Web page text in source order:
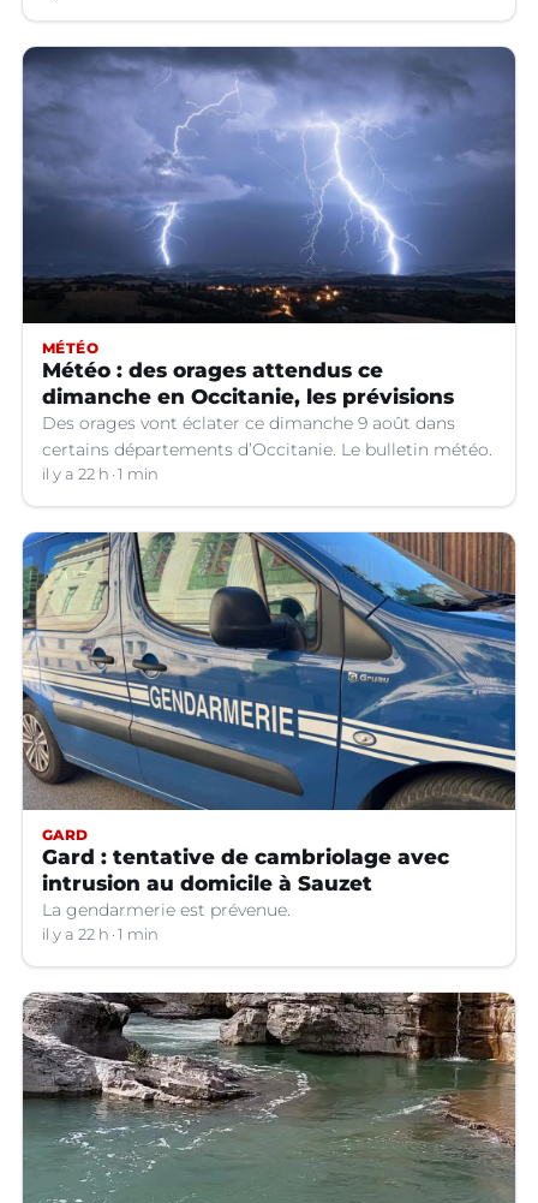
MÉTÉO
Météo : des orages attendus ce
dimanche en Occitanie, les prévisions
Des orages vont éclater ce dimanche 9 août dans
certains départements d’Occitanie. Le bulletin météo.
il y a 22 h 1 min
GARD
Gard : tentative de cambriolage avec
intrusion au domicile à Sauzet
La gendarmerie est prévenue.
il y a 22 h 1 min